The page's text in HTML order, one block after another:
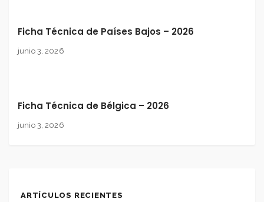
Ficha Técnica de Países Bajos – 2026
junio 3, 2026
Ficha Técnica de Bélgica – 2026
junio 3, 2026
ARTÍCULOS RECIENTES